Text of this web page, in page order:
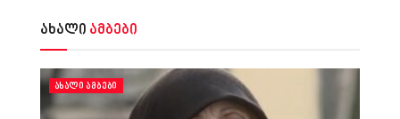
ახალი ამბები
ᲐᲮᲐᲚᲘ ᲐᲛᲑᲔᲑᲘ